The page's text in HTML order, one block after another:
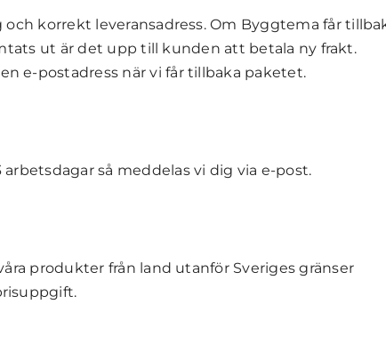
korrekt leveransadress. Om Byggtema får
ut är det upp till kunden att betala ny frakt.
e-postadress när vi får tillbaka paketet.
så meddelas vi dig via e-post.
produkter från land utanför Sveriges gränser